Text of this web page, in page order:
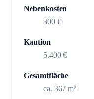
Nebenkosten
300 €
Kaution
5.400 €
Gesamtfläche
ca. 367 m²